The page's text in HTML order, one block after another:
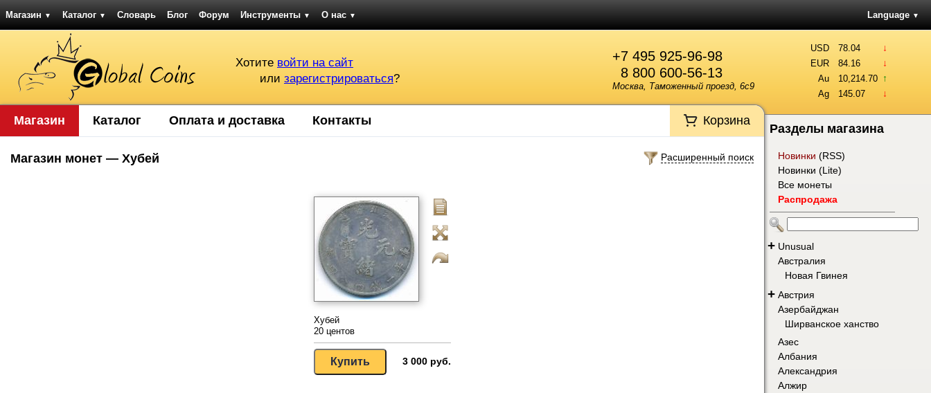
Магазин ▼ Каталог ▼ Словарь Блог Форум Инструменты ▼ О нас ▼ Language ▼
+7 495 925-96-98
8 800 600-56-13
Москва, Таможенный проезд, 6с9
Хотите войти на сайт
или зарегистрироваться?
USD 78.04 ↓
EUR 84.16 ↓
Au 10,214.70 ↑
Ag 145.07 ↓
Магазин Каталог Оплата и доставка Контакты Корзина
Расширенный поиск
Магазин монет — Хубей
Хубей
20 центов
3 000 руб.
Разделы магазина
Новинки (RSS)
Новинки (Lite)
Все монеты
Распродажа
+ Unusual
Австралия
Новая Гвинея
+ Австрия
Азербайджан
Ширванское ханство
Азес
Албания
Александрия
Алжир